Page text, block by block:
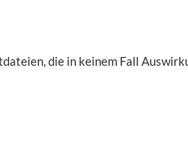
die in keinem Fall